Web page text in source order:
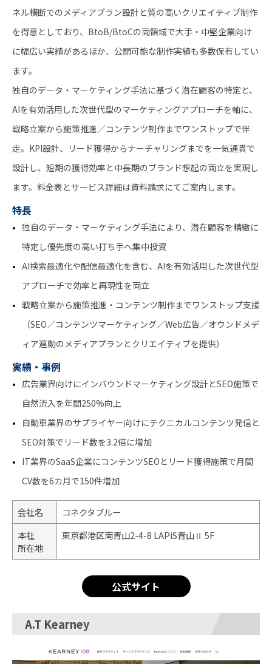
ネル横断でのメディアプラン設計と質の高いクリエイティブ制作
を得意としており、BtoB/BtoCの両領域で大手・中堅企業向け
に幅広い実績があるほか、公開可能な制作実績も多数保有してい
ます。
独自のデータ・マーケティング手法に基づく潜在顧客の特定と、
AIを有効活用した次世代型のマーケティングアプローチを軸に、
戦略立案から施策推進／コンテンツ制作までワンストップで伴
走。KPI設計、リード獲得からナーチャリングまでを一気通貫で
設計し、短期の獲得効率と中長期のブランド想起の両立を実現し
ます。料金表とサービス詳細は資料請求にてご案内します。
特長
独自のデータ・マーケティング手法により、潜在顧客を精緻に
特定し優先度の高い打ち手へ集中投資
AI検索最適化や配信最適化を含む、AIを有効活用した次世代型
アプローチで効率と再現性を両立
戦略立案から施策推進・コンテンツ制作までワンストップ支援
（SEO／コンテンツマーケティング／Web広告／オウンドメデ
ィア連動のメディアプランとクリエイティブを提供）
実績・事例
広告業界向けにインバウンドマーケティング設計とSEO施策で
自然流入を年間250%向上
自動車業界のサプライヤー向けにテクニカルコンテンツ発信と
SEO対策でリード数を3.2倍に増加
IT業界のSaaS企業にコンテンツSEOとリード獲得施策で月間
CV数を6カ月で150件増加
会社名
コネクタブルー
本社
所在地
東京都港区南青山2-4-8 LAPiS青山Ⅱ 5F
公式サイト
A.T Kearney